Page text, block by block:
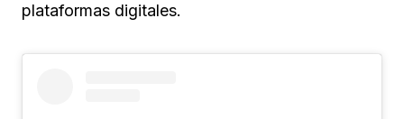
plataformas digitales.